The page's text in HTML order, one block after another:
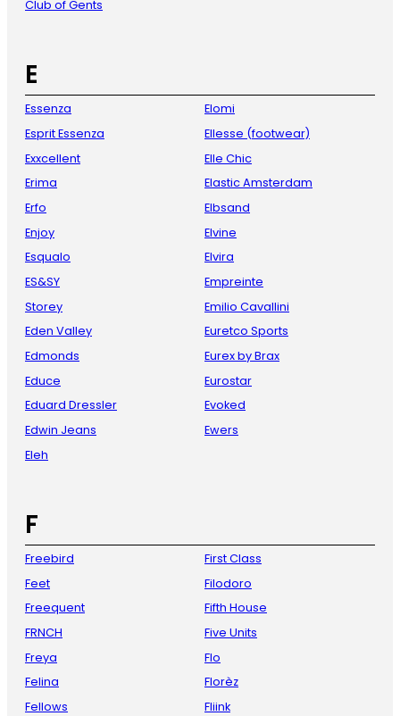
Club of Gents
E
Essenza
Esprit Essenza
Exxcellent
Erima
Erfo
Enjoy
Esqualo
ES&SY
Storey
Eden Valley
Edmonds
Educe
Eduard Dressler
Edwin Jeans
Eleh
Elomi
Ellesse (footwear)
Elle Chic
Elastic Amsterdam
Elbsand
Elvine
Elvira
Empreinte
Emilio Cavallini
Euretco Sports
Eurex by Brax
Eurostar
Evoked
Ewers
F
Freebird
Feet
Freequent
FRNCH
Freya
Felina
Fellows
First Class
Filodoro
Fifth House
Five Units
Flo
Florèz
Fliink